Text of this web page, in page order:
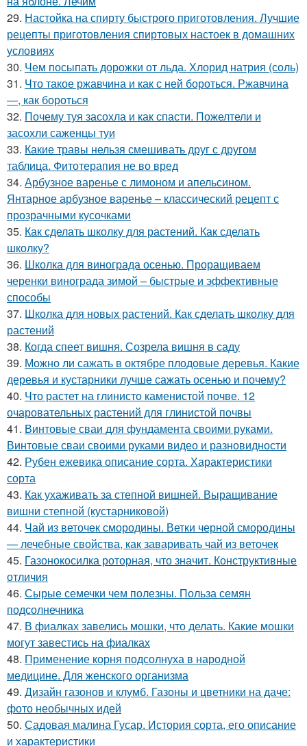
29. Настойка на спирту быстрого приготовления. Лучшие
рецепты приготовления спиртовых настоек в домашних
условиях
30. Чем посыпать дорожки от льда. Хлорид натрия (соль)
31. Что такое ржавчина и как с ней бороться. Ржавчина
—, как бороться
32. Почему туя засохла и как спасти. Пожелтели и
засохли саженцы туи
33. Какие травы нельзя смешивать друг с другом
таблица. Фитотерапия не во вред
34. Арбузное варенье с лимоном и апельсином.
Янтарное арбузное варенье – классический рецепт с
прозрачными кусочками
35. Как сделать школку для растений. Как сделать
школку?
36. Школка для винограда осенью. Проращиваем
черенки винограда зимой – быстрые и эффективные
способы
37. Школка для новых растений. Как сделать школку для
растений
38. Когда спеет вишня. Созрела вишня в саду
39. Можно ли сажать в октябре плодовые деревья. Какие
деревья и кустарники лучше сажать осенью и почему?
40. Что растет на глинисто каменистой почве. 12
очаровательных растений для глинистой почвы
41. Винтовые сваи для фундамента своими руками.
Винтовые сваи своими руками видео и разновидности
42. Рубен ежевика описание сорта. Характеристики
сорта
43. Как ухаживать за степной вишней. Выращивание
вишни степной (кустарниковой)
44. Чай из веточек смородины. Ветки черной смородины
— лечебные свойства, как заваривать чай из веточек
45. Газонокосилка роторная, что значит. Конструктивные
отличия
46. Сырые семечки чем полезны. Польза семян
подсолнечника
47. В фиалках завелись мошки, что делать. Какие мошки
могут завестись на фиалках
48. Применение корня подсолнуха в народной
медицине. Для женского организма
49. Дизайн газонов и клумб. Газоны и цветники на даче:
фото необычных идей
50. Садовая малина Гусар. История сорта, его описание
и характеристики